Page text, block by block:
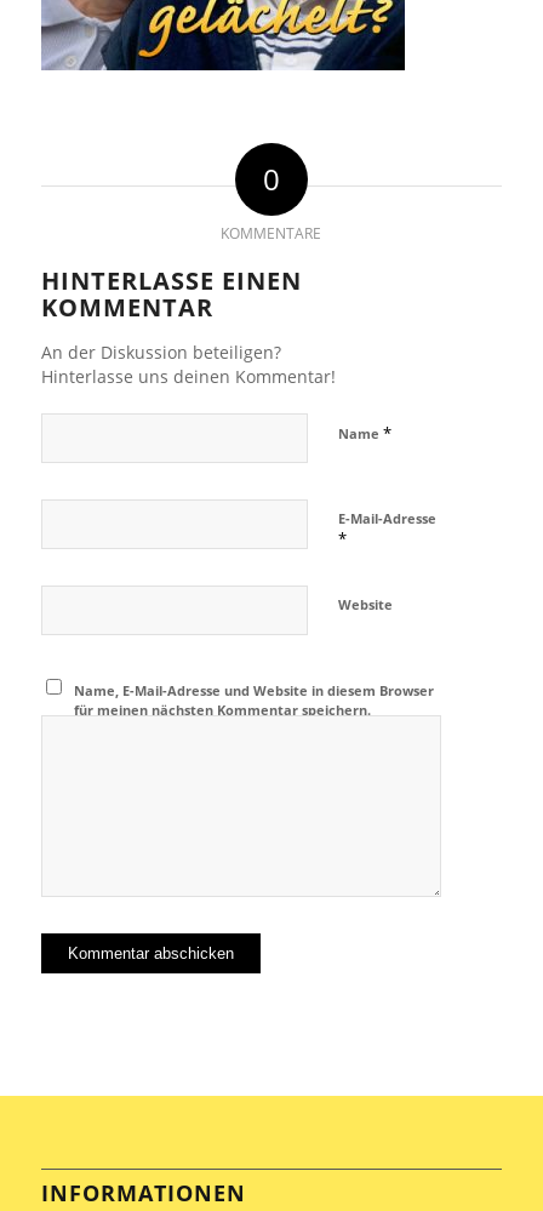
0
KOMMENTARE
HINTERLASSE EINEN
KOMMENTAR
An der Diskussion beteiligen?
Hinterlasse uns deinen Kommentar!
Name *
E-Mail-Adresse
*
Website
Name, E-Mail-Adresse und Website in diesem Browser
für meinen nächsten Kommentar speichern.
INFORMATIONEN